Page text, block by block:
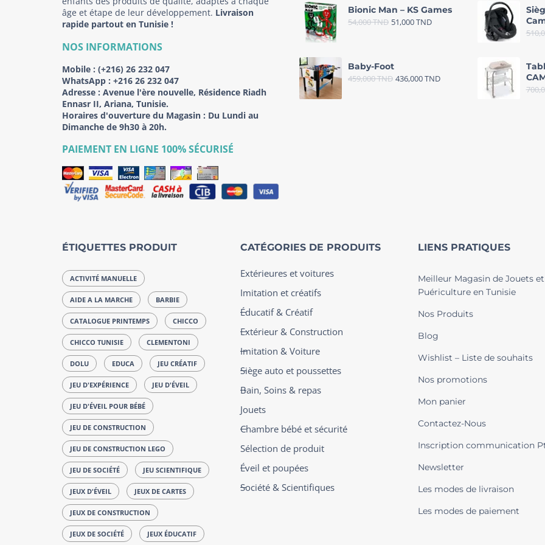
âge et étape de leur développement. Livraison
rapide partout en Tunisie !
NOS INFORMATIONS
Mobile : (+216) 26 232 047
WhatsApp : +216 26 232 047
Adresse : Avenue l'ère nouvelle, Résidence Riadh
Ennasr II, Ariana, Tunisie.
Horaires d'ouverture du Magasin : Du Lundi au
Dimanche de 9h30 à 20h.
PAIEMENT EN LIGNE 100% SÉCURISÉ
Bionic Man – KS Games
54,000TND 51,000TND
Baby-Foot
459,000TND 436,000TND
ÉTIQUETTES PRODUIT
ACTIVITÉ MANUELLE
AIDE A LA MARCHE BARBIE
CATALOGUE PRINTEMPS CHICCO
CHICCO TUNISIE CLEMENTONI
DOLU EDUCA JEU CRÉATIF
JEU D'EXPÉRIENCE JEU D'ÉVEIL
JEU D'ÉVEIL POUR BÉBÉ
JEU DE CONSTRUCTION
JEU DE CONSTRUCTION LEGO
JEU DE SOCIÉTÉ JEU SCIENTIFIQUE
JEUX D'ÉVEIL JEUX DE CARTES
JEUX DE CONSTRUCTION
JEUX DE SOCIÉTÉ JEUX ÉDUCATIF
CATÉGORIES DE PRODUITS
Extérieures et voitures
Imitation et créatifs
Éducatif & Créatif
Extérieur & Construction
Imitation & Voiture
Siège auto et poussettes
Bain, Soins & repas
Jouets
Chambre bébé et sécurité
Sélection de produit
Éveil et poupées
Société & Scientifiques
LIENS PRATIQUES
Meilleur Magasin de Jouets et
Puériculture en Tunisie
Nos Produits
Blog
Wishlist – Liste de souhaits
Nos promotions
Mon panier
Contactez-Nous
Inscription communication
Newsletter
Les modes de livraison
Les modes de paiement